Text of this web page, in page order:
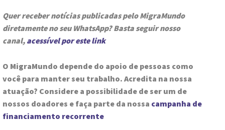
Quer receber notícias publicadas pelo MigraMundo
diretamente no seu WhatsApp? Basta seguir nosso
canal, acessível por este link
O MigraMundo depende do apoio de pessoas como
você para manter seu trabalho. Acredita na nossa
atuação? Considere a possibilidade de ser um de
nossos doadores e faça parte da nossa campanha de
financiamento recorrente